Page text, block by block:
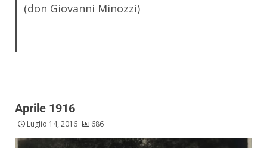
(don Giovanni Minozzi)
Aprile 1916
Luglio 14, 2016 686